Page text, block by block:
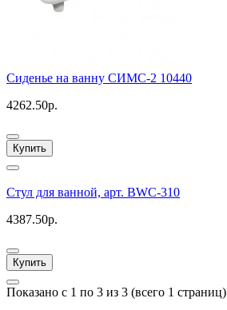
Сиденье на ванну СИМС-2 10440
4262.50р.
Купить
Стул для ванной, арт. BWC-310
4387.50р.
Купить
Показано с 1 по 3 из 3 (всего 1 страниц)